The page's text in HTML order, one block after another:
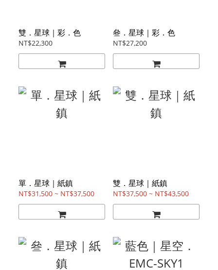
雙．星球｜彩．色
NT$22,300
叄．星球｜彩．色
NT$27,200
單．星球｜紙鎮
NT$31,500 ~ NT$37,500
雙．星球｜紙鎮
NT$37,500 ~ NT$43,500